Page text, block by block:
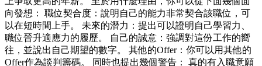
向發想： 職位契合度：說明自己的能力非常契合該職位，可
以在短時間上手。 未來的潛力：提出可以證明自己學習力、
職位晉升適應力的履歷。 自己的誠意：強調對這份工作的嚮
往，並說出自己期望的數字。 其他的Offer：你可以用其他的
Offer作為談判籌碼。 同時也提出幾個警告： 真的有入職意願